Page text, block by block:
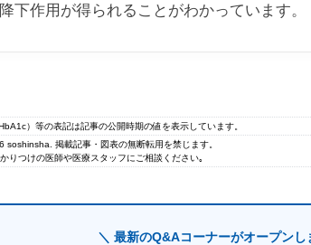
下作用が得られることがわかっています。
）等の表記は記事の公開時期の値を表示しています。
掲載記事・図表の無断転用を禁じます。
りつけの医師や医療スタッフにご相談ください｡
＼ 最新のQ&Aコーナーがオープンし